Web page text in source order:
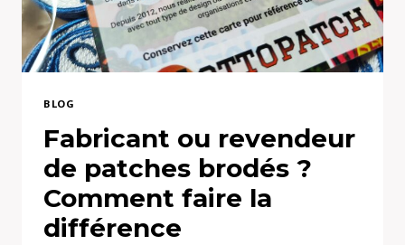
BLOG
Fabricant ou revendeur
de patches brodés ?
Comment faire la
différence